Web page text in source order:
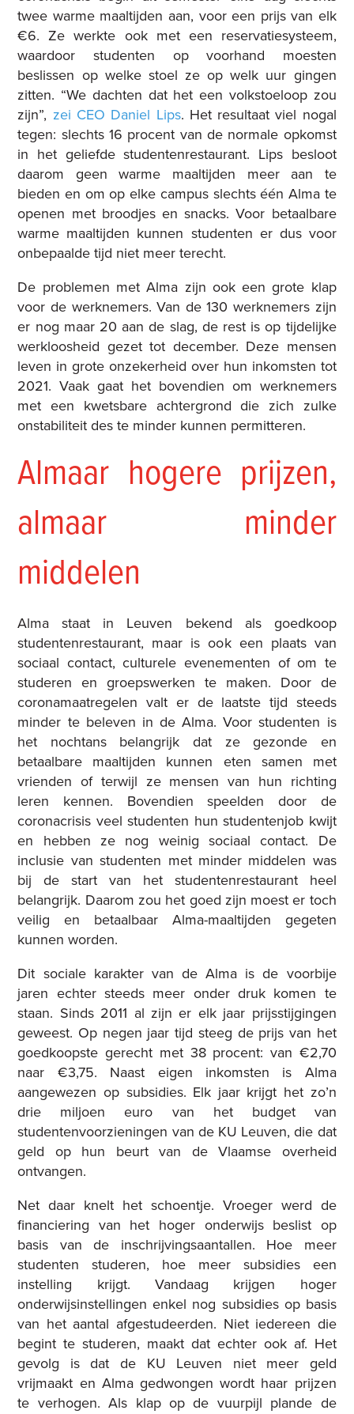
twee warme maaltijden aan, voor een prijs van elk
€6. Ze werkte ook met een reservatiesysteem,
waardoor studenten op voorhand moesten
beslissen op welke stoel ze op welk uur gingen
zitten. “We dachten dat het een volkstoeloop zou
zijn”, zei CEO Daniel Lips. Het resultaat viel nogal
tegen: slechts 16 procent van de normale opkomst
in het geliefde studentenrestaurant. Lips besloot
daarom geen warme maaltijden meer aan te
bieden en om op elke campus slechts één Alma te
openen met broodjes en snacks. Voor betaalbare
warme maaltijden kunnen studenten er dus voor
onbepaalde tijd niet meer terecht.
De problemen met Alma zijn ook een grote klap
voor de werknemers. Van de 130 werknemers zijn
er nog maar 20 aan de slag, de rest is op tijdelijke
werkloosheid gezet tot december. Deze mensen
leven in grote onzekerheid over hun inkomsten tot
2021. Vaak gaat het bovendien om werknemers
met een kwetsbare achtergrond die zich zulke
onstabiliteit des te minder kunnen permitteren.
Almaar hogere prijzen,
almaar minder
middelen
Alma staat in Leuven bekend als goedkoop
studentenrestaurant, maar is ook een plaats van
sociaal contact, culturele evenementen of om te
studeren en groepswerken te maken. Door de
coronamaatregelen valt er de laatste tijd steeds
minder te beleven in de Alma. Voor studenten is
het nochtans belangrijk dat ze gezonde en
betaalbare maaltijden kunnen eten samen met
vrienden of terwijl ze mensen van hun richting
leren kennen. Bovendien speelden door de
coronacrisis veel studenten hun studentenjob kwijt
en hebben ze nog weinig sociaal contact. De
inclusie van studenten met minder middelen was
bij de start van het studentenrestaurant heel
belangrijk. Daarom zou het goed zijn moest er toch
veilig en betaalbaar Alma-maaltijden gegeten
kunnen worden.
Dit sociale karakter van de Alma is de voorbije
jaren echter steeds meer onder druk komen te
staan. Sinds 2011 al zijn er elk jaar prijsstijgingen
geweest. Op negen jaar tijd steeg de prijs van het
goedkoopste gerecht met 38 procent: van €2,70
naar €3,75. Naast eigen inkomsten is Alma
aangewezen op subsidies. Elk jaar krijgt het zo’n
drie miljoen euro van het budget van
studentenvoorzieningen van de KU Leuven, die dat
geld op hun beurt van de Vlaamse overheid
ontvangen.
Net daar knelt het schoentje. Vroeger werd de
financiering van het hoger onderwijs beslist op
basis van de inschrijvingsaantallen. Hoe meer
studenten studeren, hoe meer subsidies een
instelling krijgt. Vandaag krijgen hoger
onderwijsinstellingen enkel nog subsidies op basis
van het aantal afgestudeerden. Niet iedereen die
begint te studeren, maakt dat echter ook af. Het
gevolg is dat de KU Leuven niet meer geld
vrijmaakt en Alma gedwongen wordt haar prijzen
te verhogen. Als klap op de vuurpijl plande de